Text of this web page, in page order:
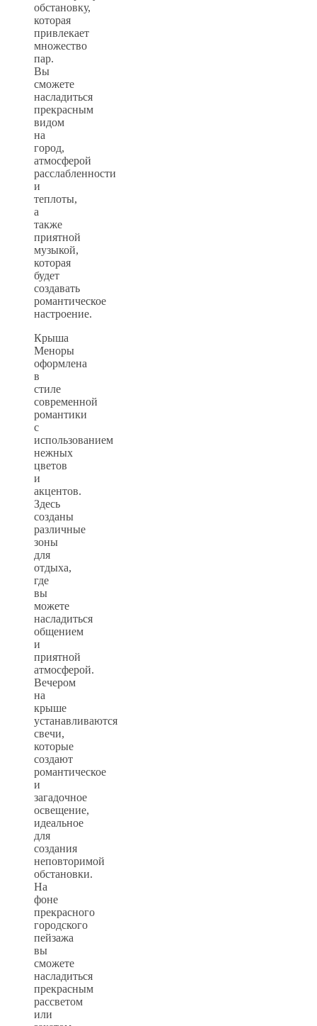
обстановку,
которая
привлекает
множество
пар.
Вы
сможете
насладиться
прекрасным
видом
на
город,
атмосферой
расслабленности
и
теплоты,
а
также
приятной
музыкой,
которая
будет
создавать
романтическое
настроение.
Крыша
Меноры
оформлена
в
стиле
современной
романтики
с
использованием
нежных
цветов
и
акцентов.
Здесь
созданы
различные
зоны
для
отдыха,
где
вы
можете
насладиться
общением
и
приятной
атмосферой.
Вечером
на
крыше
устанавливаются
свечи,
которые
создают
романтическое
и
загадочное
освещение,
идеальное
для
создания
неповторимой
обстановки.
На
фоне
прекрасного
городского
пейзажа
вы
сможете
насладиться
прекрасным
рассветом
или